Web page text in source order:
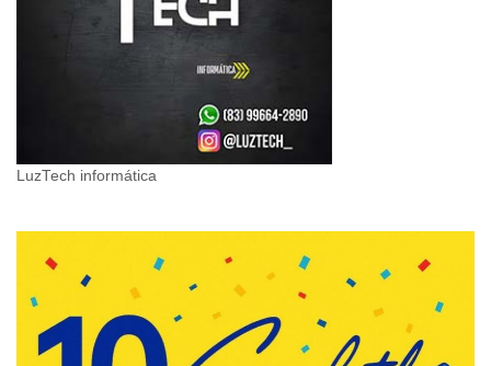
LuzTech informática